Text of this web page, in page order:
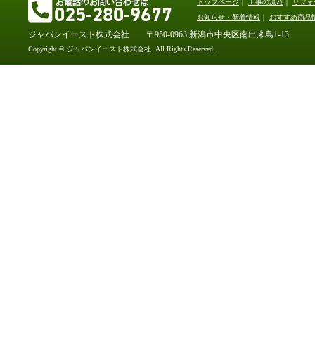
トップページ 工事の流れ
リフ
お知らせ・新着情報 ｜ おすすめ商品
ジャパンイースト株式会社 〒950-0963 新潟市中央区南出来島1-13
Copyright © ジャパンイースト株式会社. All Rights Reserved.